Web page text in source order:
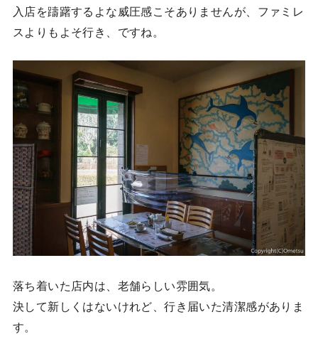
入店を躊躇するよな威圧感こそありませんが、ファミレ
スよりもよそ行き、ですね。
落ち着いた店内は、老舗らしい雰囲気。
決して新しくはないけれど、行き届いた清潔感がありま
す。